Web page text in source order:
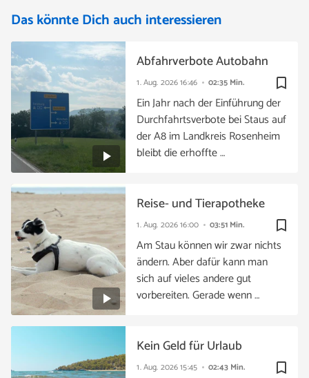
Das könnte Dich auch interessieren
bookmark_border
1. Aug. 202616:46 02:35 Min.
Abfahrverbote Autobahn
Ein Jahr nach der Einführung der
Durchfahrtsverbote bei Staus auf
der A8 im Landkreis Rosenheim
bleibt die erhoffte …
bookmark_border
1. Aug. 202616:00 03:51 Min.
Reise- und Tierapotheke
Am Stau können wir zwar nichts
ändern. Aber dafür kann man
sich auf vieles andere gut
vorbereiten. Gerade wenn …
bookmark_border
1. Aug. 202615:45 02:43 Min.
Kein Geld für Urlaub